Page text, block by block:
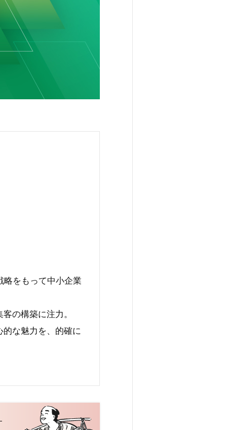
略をもって中小企業
の構築に注力。
的な魅力を、的確に